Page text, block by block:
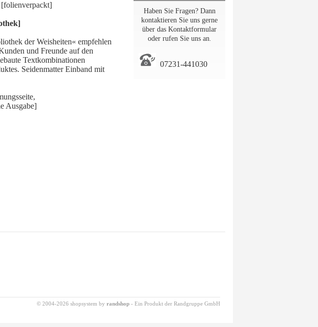
[folienverpackt]
der Weisheiten« empfehlen
und Freunde auf den
Textkombinationen
Seidenmatter Einband mit
Ausgabe]
Haben Sie Fragen? Dann
kontaktieren Sie uns gerne
über das Kontaktformular
oder rufen Sie uns an.
07231-441030
© 2004-2026 shopsystem by randshop - Ein Produkt der Randgruppe GmbH